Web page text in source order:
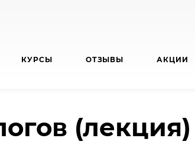
КУРСЫ ОТЗЫВЫ АКЦИИ
(лекция)